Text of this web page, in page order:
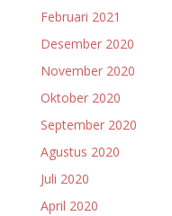
Februari 2021
Desember 2020
November 2020
Oktober 2020
September 2020
Agustus 2020
Juli 2020
April 2020